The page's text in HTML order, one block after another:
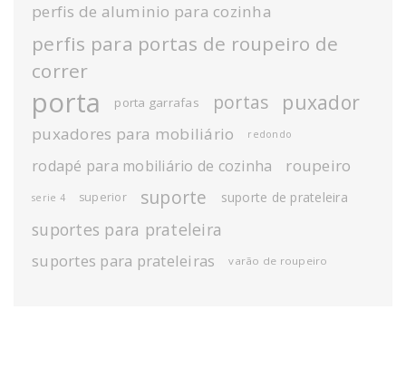
perfis de aluminio para cozinha
perfis para portas de roupeiro de
correr
porta porta garrafas portas puxador
puxadores para mobiliário redondo
rodapé para mobiliário de cozinha roupeiro
serie 4 superior suporte suporte de prateleira
suportes para prateleira
suportes para prateleiras varão de roupeiro